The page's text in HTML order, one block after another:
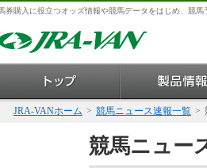
券購入に役立つオッズ情報や競馬データをはじめ、競馬
JRA-VANホーム > 競馬ニュース速報一覧 >
競馬ニュー